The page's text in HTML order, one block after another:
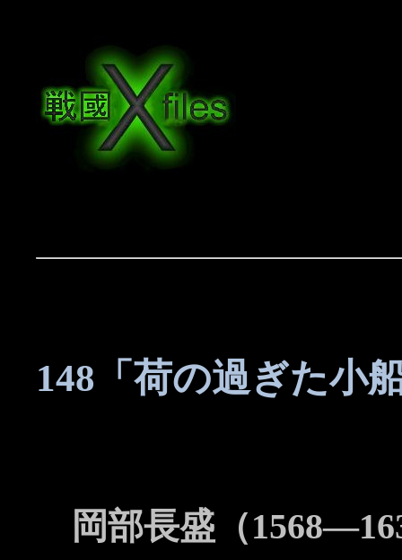
148「荷の過ぎた小
岡部長盛（